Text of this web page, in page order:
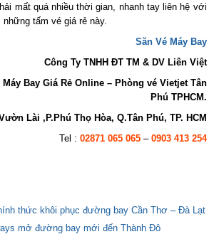
mất quá nhiều thời gian, nhanh tay liên hệ với
tấm vé giá rẻ này.
Săn Vé Máy Bay
Công Ty TNHH ĐT TM & DV Liên Việt
Máy Bay Giá Rẻ Online – Phòng vé Vietjet Tân
Phú TPHCM.
Lài ,P.Phú Thọ Hòa, Q.Tân Phú, TP. HCM
Tel : 02871 065 065– 0903 413 254
thức khôi phục đường bay Cần Thơ – Đà Lạt
mở đường bay mới đến Thành Đô